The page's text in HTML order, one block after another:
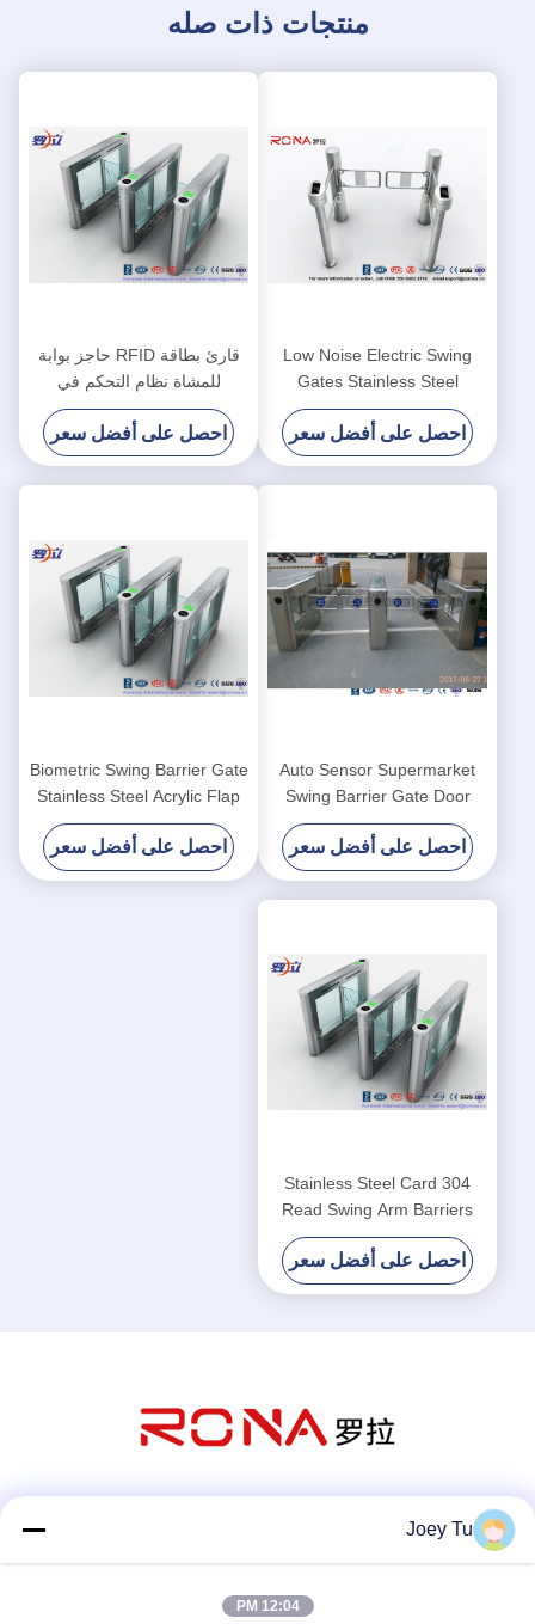
منتجات ذات صله
Low Noise Electric Swing
Gates Stainless Steel
Entrance For Motorcar
Control
احصل على أفضل سعر
قارئ بطاقة RFID حاجز بوابة
للمشاة نظام التحكم في
الوصول DC24V فرشاة
للسيارات
احصل على أفضل سعر
Auto Sensor Supermarket
Swing Barrier Gate Door
Revolving Entrance Waist
High Turnstile
احصل على أفضل سعر
Biometric Swing Barrier Gate
Stainless Steel Acrylic Flap
Barrier Gate
احصل على أفضل سعر
304 Stainless Steel Card
Read Swing Arm Barriers
Security Pedestrian Control
System
احصل على أفضل سعر
Joey Tu
12:04 PM